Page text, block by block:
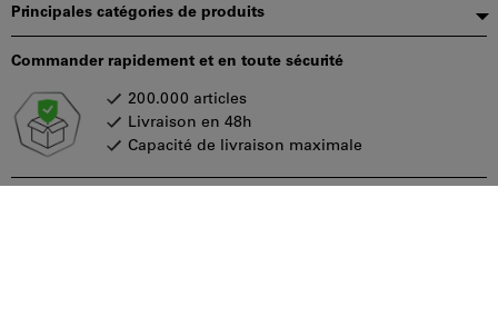
Principales catégories de produits
Commander rapidement et en toute sécurité
200.000 articles
Livraison en 48h
Capacité de livraison maximale